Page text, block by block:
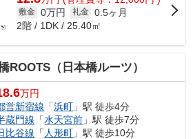
敷金 0万円 礼金 0.5ヶ月
2階 / 1DK / 25.40㎡
ROOTS（日本橋ルーツ）
万円
営新宿線 「浜町 」駅 徒歩4分
蔵門線 「水天宮前 」駅 徒歩7分
比谷線 「 人形町 」駅 徒歩10分